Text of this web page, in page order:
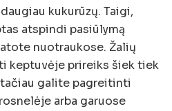
kukurūzų. Taigi,
atspindi pasiūlymą
nuotraukose. Žalių
keptuvėje prireiks šiek tiek
galite pagreitinti
arba garuose